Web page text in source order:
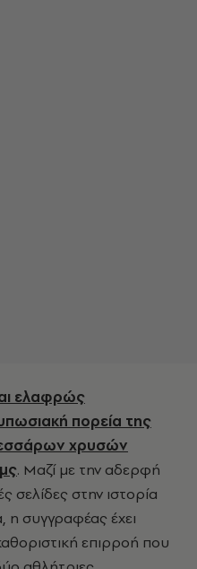
ελαφρώς
πορεία της
χρυσών
. Μαζί με την αδερφή
σελίδες στην ιστορία
συγγραφέας έχει
επιρροή που